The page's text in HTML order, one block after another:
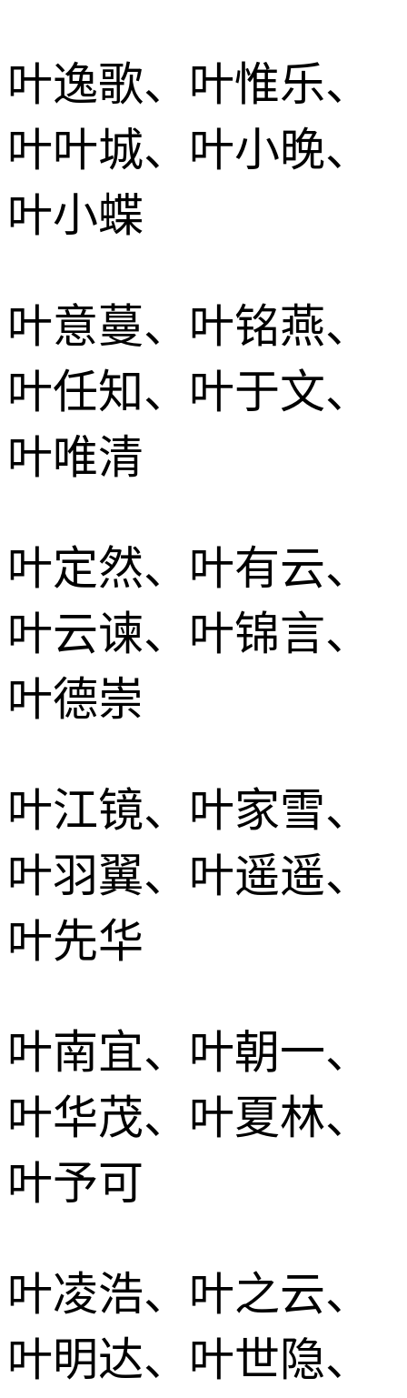
叶逸歌、叶惟乐、
叶叶城、叶小晚、
叶小蝶
叶意蔓、叶铭燕、
叶任知、叶于文、
叶唯清
叶定然、叶有云、
叶云谏、叶锦言、
叶德崇
叶江镜、叶家雪、
叶羽翼、叶遥遥、
叶先华
叶南宜、叶朝一、
叶华茂、叶夏林、
叶予可
叶凌浩、叶之云、
叶明达、叶世隐、